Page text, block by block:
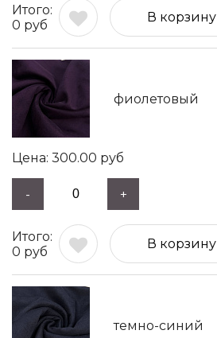
0 руб
В корзину
фиолетовый
300.00 руб
- +
0 руб
В корзину
темно-синий